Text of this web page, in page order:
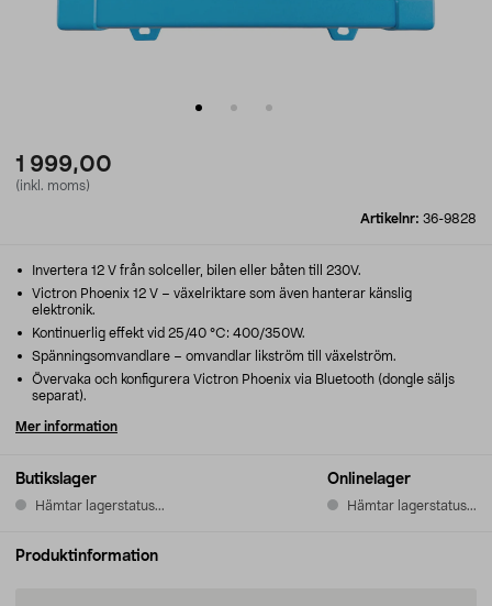
1 999,00
(inkl. moms)
Artikelnr: 36-9828
Butikslager
Hämtar lagerstatus...
Onlinelager
Hämtar lagerstatus...
Invertera 12 V från solceller, bilen eller båten till 230V.
Victron Phoenix 12 V – växelriktare som även hanterar känslig
elektronik.
Kontinuerlig effekt vid 25/40 °C: 400/350W.
Spänningsomvandlare – omvandlar likström till växelström.
Övervaka och konfigurera Victron Phoenix via Bluetooth (dongle säljs
separat).
Mer information
Produktinformation